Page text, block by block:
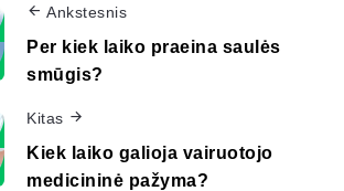
Ankstesnis
Per kiek laiko praeina saulės
smūgis?
Kitas
Kiek laiko galioja vairuotojo
medicininė pažyma?